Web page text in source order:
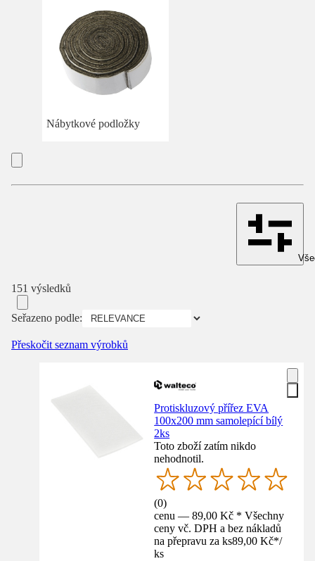
Nábytkové podložky
151 výsledků
Seřazeno podle:
Přeskočit seznam výrobků
Protiskluzový přířez EVA
100x200 mm samolepící bílý
2ks
Toto zboží zatím nikdo
nehodnotil.
(0)
cenu — 89,00 Kč * Všechny
ceny vč. DPH a bez nákladů
na přepravu za ks89,00 Kč*/
ks